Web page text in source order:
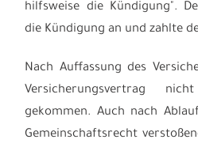
hilfsweise die Kündigung".
die Kündigung an und zahlte
Nach Auffassung des
Versicherungsvertrag
gekommen. Auch nach
Gemeinschaftsrecht